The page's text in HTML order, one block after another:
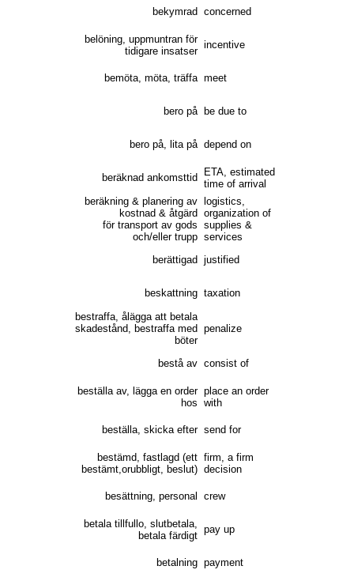
bekymrad concerned
belöning, uppmuntran för
tidigare insatser
incentive
bemöta, möta, träffa meet
bero på be due to
bero på, lita på depend on
beräknad ankomsttid
ETA, estimated
time of arrival
beräkning & planering av
kostnad & åtgärd
för transport av gods
och/eller trupp
logistics,
organization of
supplies &
services
berättigad justified
beskattning taxation
bestraffa, ålägga att betala
skadestånd, bestraffa med
böter
penalize
bestå av consist of
beställa av, lägga en order
hos
place an order
with
beställa, skicka efter send for
bestämd, fastlagd (ett
bestämt,orubbligt, beslut)
firm, a firm
decision
besättning, personal crew
betala tillfullo, slutbetala,
betala färdigt
pay up
betalning payment